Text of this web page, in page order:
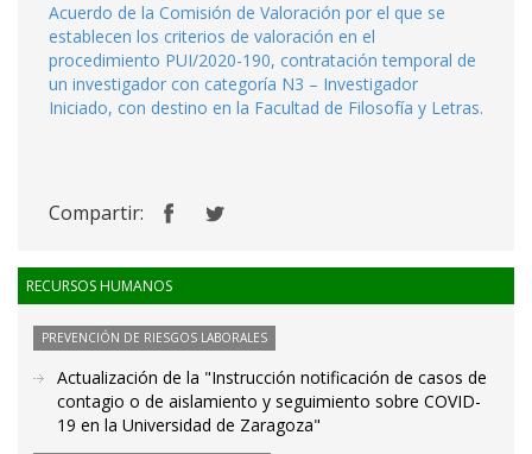
Acuerdo de la Comisión de Valoración por el que se
establecen los criterios de valoración en el
procedimiento PUI/2020-190, contratación temporal de
un investigador con categoría N3 – Investigador
Iniciado, con destino en la Facultad de Filosofía y Letras.
Compartir:
RECURSOS HUMANOS
PREVENCIÓN DE RIESGOS LABORALES
Actualización de la "Instrucción notificación de casos de
contagio o de aislamiento y seguimiento sobre COVID-
19 en la Universidad de Zaragoza"